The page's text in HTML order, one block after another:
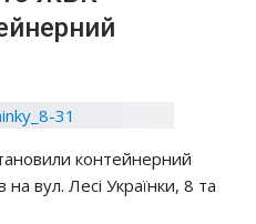
контейнерний
вул. Лесі Українки, 8 та